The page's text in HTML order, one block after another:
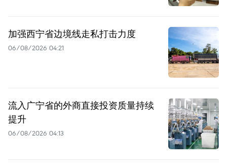
加强西宁省边境线走私打击力度
06/08/2026 04:21
流入广宁省的外商直接投资质量持续
提升
06/08/2026 04:13